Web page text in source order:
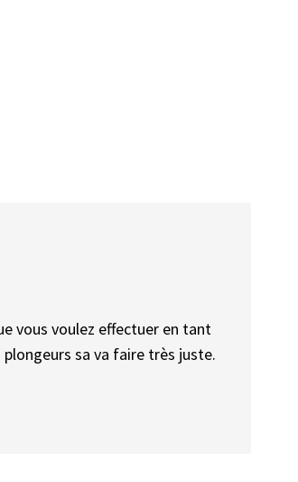
vous voulez effectuer en tant
sa va faire très juste.